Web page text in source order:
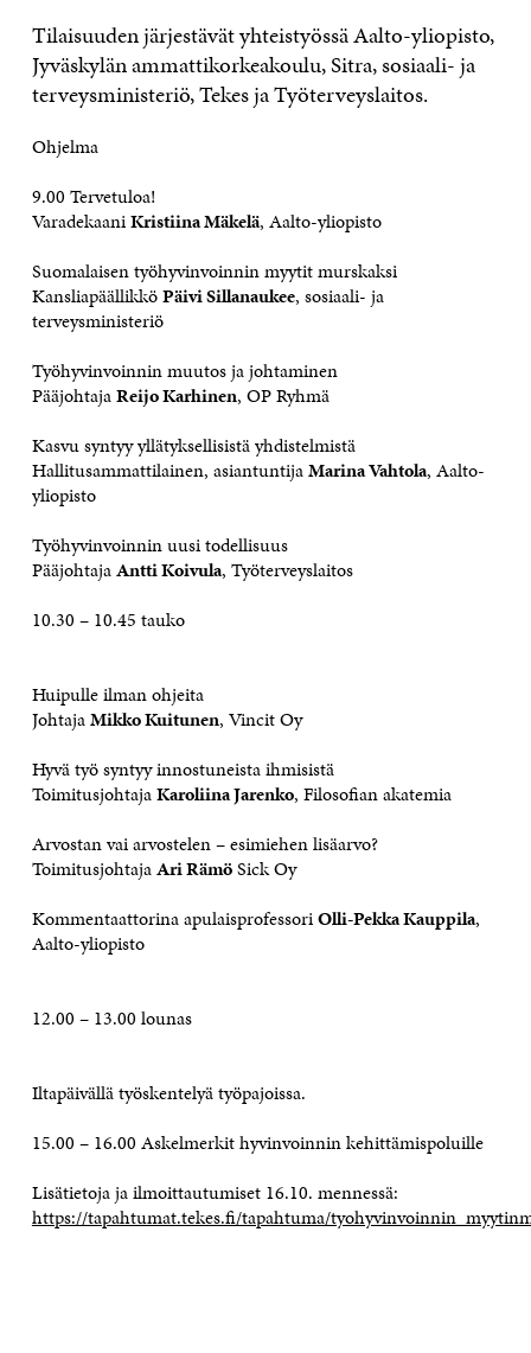
Tilaisuuden järjestävät yhteistyössä Aalto-yliopisto,
Jyväskylän ammattikorkeakoulu, Sitra, sosiaali- ja
terveysministeriö, Tekes ja Työterveyslaitos.
Ohjelma
9.00 Tervetuloa!
VaradekaaniKristiina Mäkelä, Aalto-yliopisto
Suomalaisen työhyvinvoinnin myytit murskaksi
KansliapäällikköPäivi Sillanaukee, sosiaali- ja
terveysministeriö
Työhyvinvoinnin muutos ja johtaminen
PääjohtajaReijo Karhinen, OP Ryhmä
Kasvu syntyy yllätyksellisistä yhdistelmistä
Hallitusammattilainen, asiantuntijaMarina Vahtola, Aalto-
yliopisto
Työhyvinvoinnin uusi todellisuus
PääjohtajaAntti Koivula, Työterveyslaitos
10.30 – 10.45 tauko
Huipulle ilman ohjeita
JohtajaMikko Kuitunen, Vincit Oy
Hyvä työ syntyy innostuneista ihmisistä
ToimitusjohtajaKaroliina Jarenko, Filosofian akatemia
Arvostan vai arvostelen – esimiehen lisäarvo?
ToimitusjohtajaAri RämöSick Oy
Kommentaattorina apulaisprofessoriOlli-Pekka Kauppila,
Aalto-yliopisto
12.00 – 13.00 lounas
Iltapäivällä työskentelyä työpajoissa.
15.00 – 16.00 Askelmerkit hyvinvoinnin kehittämispoluille
Lisätietoja ja ilmoittautumiset 16.10. mennessä:
https://tapahtumat.tekes.fi/tapahtuma/